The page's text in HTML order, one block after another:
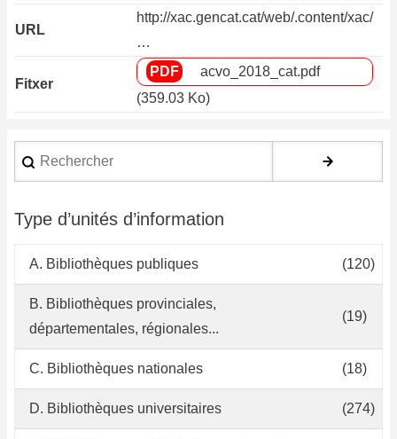
URL
http://xac.gencat.cat/web/.content/xac/
…
Fitxer
acvo_2018_cat.pdf
(359.03 Ko)
Rechercher
Type d’unités d’information
A. Bibliothèques publiques (120)
B. Bibliothèques provinciales,
départementales, régionales...
(19)
C. Bibliothèques nationales (18)
D. Bibliothèques universitaires (274)